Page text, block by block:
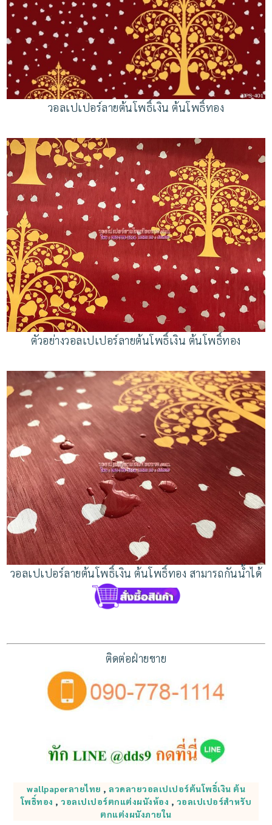
วอลเปเปอร์ลายต้นโพธิ์เงิน ต้นโพธิ์ทอง
ตัวอย่างวอลเปเปอร์ลายต้นโพธิ์เงิน ต้นโพธิ์ทอง
วอลเปเปอร์ลายต้นโพธิ์เงิน ต้นโพธิ์ทอง สามารถกันน้ำได้
ติดต่อฝ่ายขาย
wallpaperลายไทย , ลวดลายวอลเปเปอร์ต้นโพธิ์เงิน ต้น
โพธิ์ทอง ,วอลเปเปอร์ตกแต่งผนังห้อง , วอลเปเปอร์สำหรับ
ตกแต่งผนังภายใน